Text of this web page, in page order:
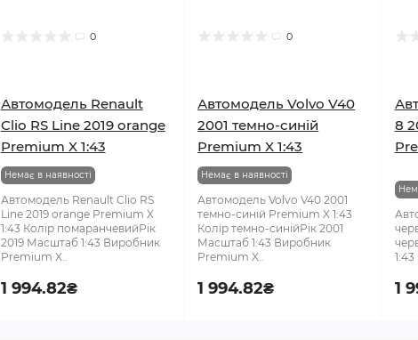
0
Автомодель Renault
Clio RS Line 2019 orange
Premium X 1:43
Немає в наявності
Автомодель Renault Clio RS
Line 2019 orange Premium X
1:43 Колір помаранчевийРік
2019 Масштаб 1:43 Виробник
Premium X..
1 994.82₴
0
Автомодель Volvo V40
2001 темно-синій
Premium X 1:43
Немає в наявності
Автомодель Volvo V40 2001
темно-синій Premium X 1:43
Колір темно-синійРік 2001
Масштаб 1:43 Виробник
Premium X..
1 994.82₴
8
1